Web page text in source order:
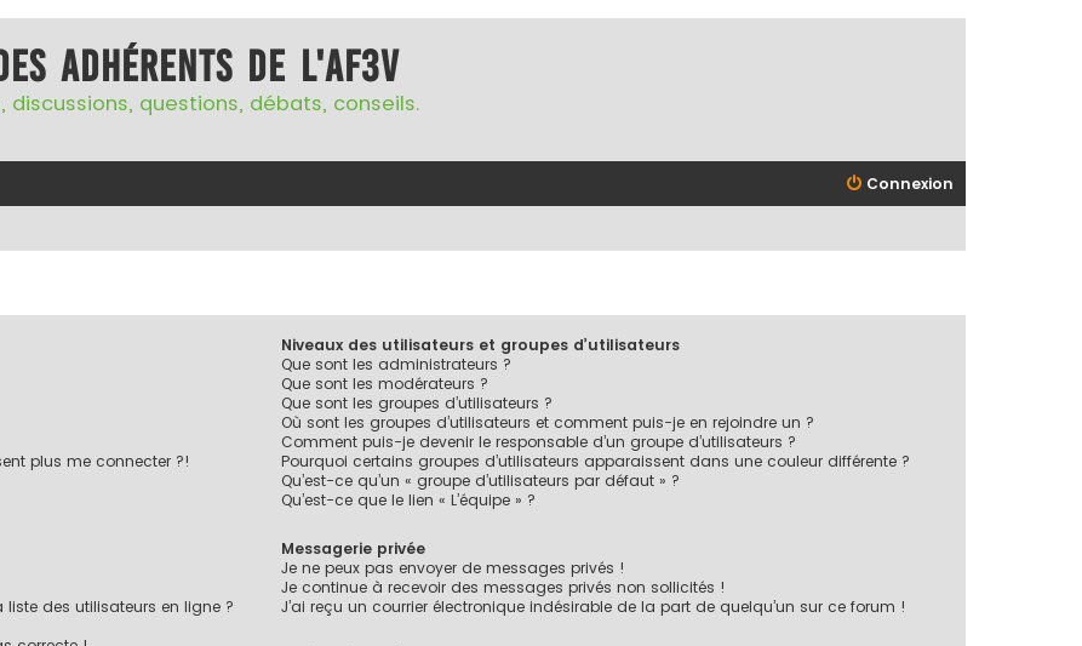
adhérents de l'AF3V
discussions, questions, débats, conseils.
Connexion
plus me connecter ?!
des utilisateurs en ligne ?
Niveaux des utilisateurs et groupes d’utilisateurs
Que sont les administrateurs ?
Que sont les modérateurs ?
Que sont les groupes d’utilisateurs ?
Où sont les groupes d’utilisateurs et comment puis-je en rejoindre un ?
Comment puis-je devenir le responsable d’un groupe d’utilisateurs ?
Pourquoi certains groupes d’utilisateurs apparaissent dans une couleur différente ?
Qu’est-ce qu’un « groupe d’utilisateurs par défaut » ?
Qu’est-ce que le lien « L’équipe » ?
Messagerie privée
Je ne peux pas envoyer de messages privés !
Je continue à recevoir des messages privés non sollicités !
J’ai reçu un courrier électronique indésirable de la part de quelqu’un sur ce forum !